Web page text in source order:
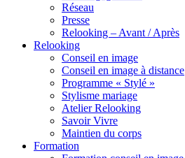
Réseau
Presse
Relooking – Avant / Après
Relooking
Conseil en image
Conseil en image à distance
Programme « Stylé »
Stylisme mariage
Atelier Relooking
Savoir Vivre
Maintien du corps
Formation